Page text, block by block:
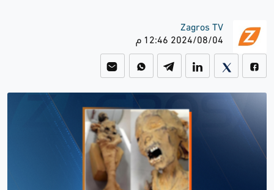
Zagros TV
2024/08/04 12:46 م